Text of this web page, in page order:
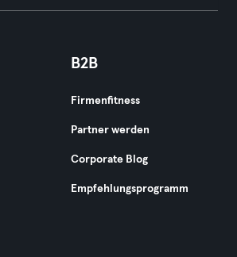
B2B
Firmenfitness
Partner werden
Corporate Blog
Empfehlungsprogramm